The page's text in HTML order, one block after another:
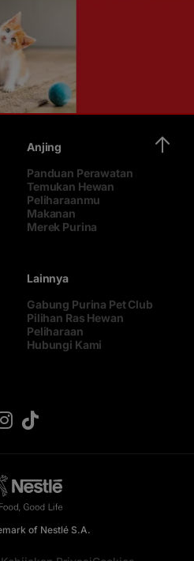
Anjing
Panduan Perawatan
Temukan Hewan
Peliharaanmu
Makanan
Merek Purina
Lainnya
Gabung Purina Pet Club
Pilihan Ras Hewan
Peliharaan
Hubungi Kami
of Nestlé S.A.